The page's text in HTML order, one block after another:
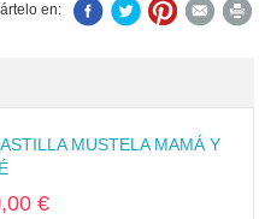
en:
MUSTELA MAMÁ Y
€